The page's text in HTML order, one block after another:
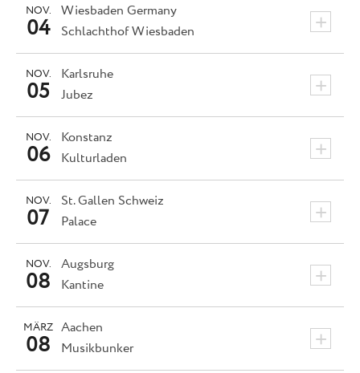
Wiesbaden Germany +
NOV.
04 Schlachthof Wiesbaden
Karlsruhe +
NOV.
05 Jubez
Konstanz +
NOV.
06 Kulturladen
St. Gallen Schweiz +
NOV.
07 Palace
Augsburg +
NOV.
08 Kantine
Aachen +
MÄRZ
08 Musikbunker